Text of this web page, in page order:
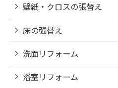
壁紙・クロスの張替え
床の張替え
洗面リフォーム
浴室リフォーム